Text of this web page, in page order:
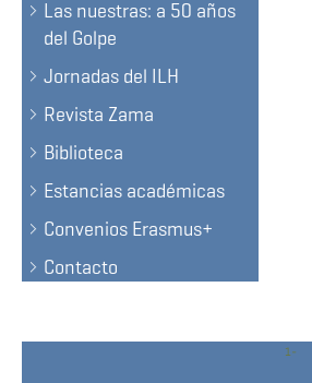
Las nuestras: a 50 años
del Golpe
Jornadas del ILH
Revista Zama
Biblioteca
Estancias académicas
Convenios Erasmus+
Contacto